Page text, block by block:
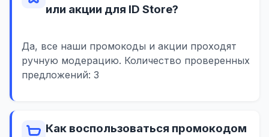
или акции для ID Store?
Да, все наши промокоды и акции проходят
ручную модерацию. Количество проверенных
предложений: 3
Как воспользоваться промокодом